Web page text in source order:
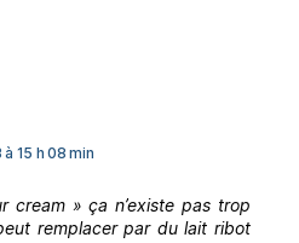
15 h 08 min
cream » ça n’existe pas trop
remplacer par du lait ribot